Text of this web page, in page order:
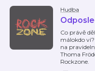
Hudba
Co právě
málokdo
na
Thoma
Rockzone.